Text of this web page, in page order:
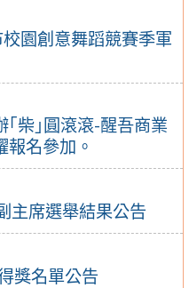
園創意舞蹈競賽季軍
｢柴｣圓滾滾-醒吾商業
名參加。
主席選舉結果公告
獎名單公告